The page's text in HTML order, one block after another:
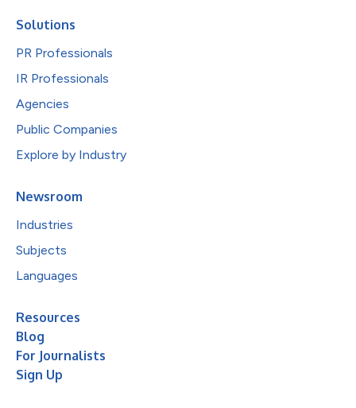
Solutions
PR Professionals
IR Professionals
Agencies
Public Companies
Explore by Industry
Newsroom
Industries
Subjects
Languages
Resources
Blog
For Journalists
Sign Up